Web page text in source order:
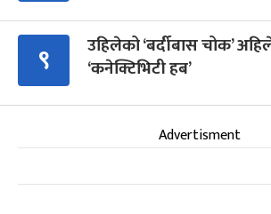
९
उहिलेको ‘बर्दीबास चोक’
‘कनेक्टिभिटी हब’
Advertisment